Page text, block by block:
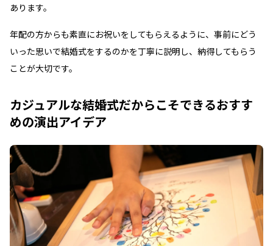
あります。
年配の方からも素直にお祝いをしてもらえるように、事前にどう
いった思いで結婚式をするのかを丁寧に説明し、納得してもらう
ことが大切です。
カジュアルな結婚式だからこそできるおすす
めの演出アイデア